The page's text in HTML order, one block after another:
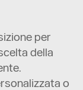
per
della
o